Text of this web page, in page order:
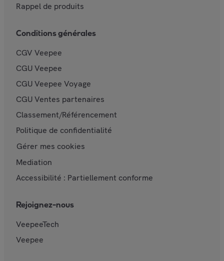
Rappel de produits
Conditions générales
CGV Veepee
CGU Veepee
CGU Veepee Voyage
CGU Ventes partenaires
Classement/Référencement
Politique de confidentialité
Gérer mes cookies
Mediation
Accessibilité : Partiellement conforme
Rejoignez-nous
VeepeeTech
Veepee